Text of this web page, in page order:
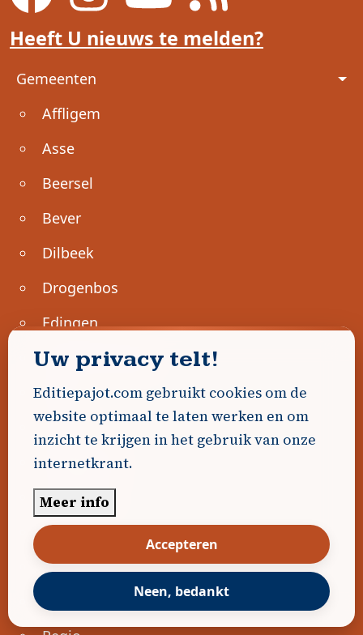
Heeft U nieuws te melden?
Voet
Gemeenten
Affligem
Asse
Beersel
Bever
Dilbeek
Drogenbos
Edingen
Geraardsbergen
Halle
Lennik
Liedekerke
Linkebeek
Ninove
Pajottegem
Uw privacy telt!
Editiepajot.com gebruikt cookies om de
website optimaal te laten werken en om
inzicht te krijgen in het gebruik van onze
internetkrant.
Meer info
Accepteren
Neen, bedankt